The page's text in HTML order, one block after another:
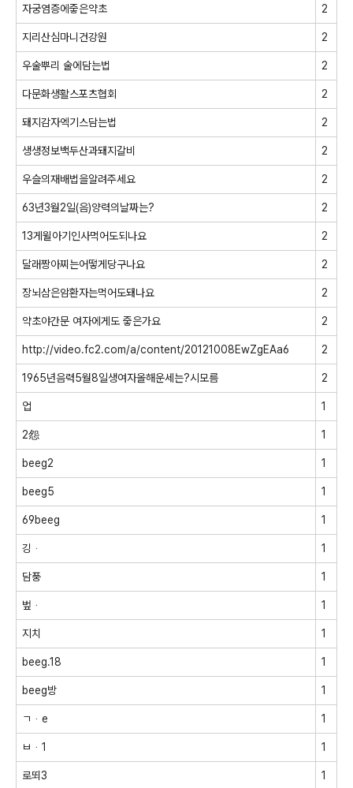
자궁염증에줗은약초 2
지리산심마니건강원 2
우술뿌리 술에담는법 2
다문화생활스포츠협회 2
돼지감자엑기스담는법 2
생생정보백두산과돼지갈비 2
우슬의재배법을알려주세요 2
63년3월2일(음)양력의날짜는? 2
13게윌아기인사먹어도되나요 2
달래짱아찌는어떻게당구나요 2
장뇌삼은암환자는먹어도돼나요 2
약초야간문 여자에게도 줗은가요 2
http://video.fc2.com/a/content/20121008EwZgEAa6 2
1965년음력5월8일생여자올해운세는?시모름 2
업 1
2怨 1
beeg2 1
beeg5 1
69beeg 1
깅ᆞ 1
담풍 1
벞ᆞ 1
지치 1
beeg.18 1
beeg방 1
ㄱᆞe 1
ㅂᆞ1 1
로뙤3 1